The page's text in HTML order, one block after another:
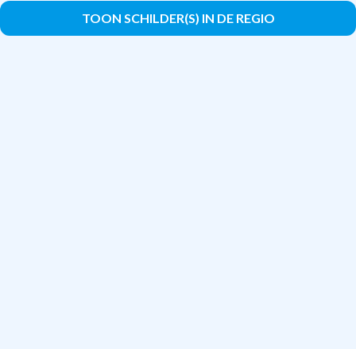
TOON SCHILDER(S) IN DE REGIO